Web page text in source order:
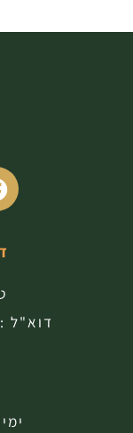
דוא"ל :
ימים